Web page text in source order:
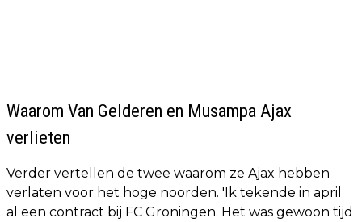
Waarom Van Gelderen en Musampa Ajax
verlieten
Verder vertellen de twee waarom ze Ajax hebben
verlaten voor het hoge noorden. 'Ik tekende in april
al een contract bij FC Groningen. Het was gewoon tijd